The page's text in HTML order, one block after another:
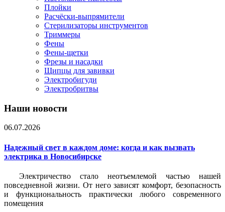
Плойки
Расчёски-выпрямители
Стерилизаторы инструментов
Триммеры
Фены
Фены-щетки
Фрезы и насадки
Щипцы для завивки
Электробигуди
Электробритвы
Наши новости
06.07.2026
Надежный свет в каждом доме: когда и как вызвать
электрика в Новосибирске
Электричество стало неотъемлемой частью нашей
повседневной жизни. От него зависят комфорт, безопасность
и функциональность практически любого современного
помещения